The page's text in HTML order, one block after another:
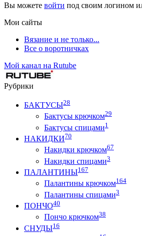
Вы можете войти под своим логином
Мои сайты
Вязание и не только...
Все о воротничках
Мой канал на Rutube
Рубрики
БАКТУСЫ28
Бактусы крючком29
Бактусы спицами1
НАКИДКИ70
Накидки крючком67
Накидки спицами3
ПАЛАНТИНЫ167
Палантины крючком164
Палантины спицами3
ПОНЧО40
Пончо крючком38
СНУДЫ16